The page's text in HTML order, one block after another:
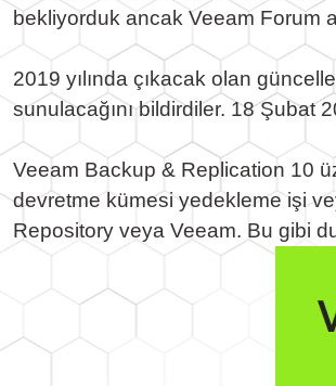
bekliyorduk ancak Veeam Forum
2019 yılında çıkacak olan
sunulacağını bildirdiler. 18 Şubat
Veeam Backup & Replication 10
devretme kümesi yedekleme işi
Repository veya Veeam. Bu gibi